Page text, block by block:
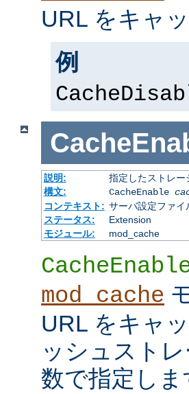
URL をキャ
例
説明:
指定したストレー
構文:
CacheEnable
コンテキスト: サーバ設定ファイ
ステータス:
Extension
モジュール:
mod_cache
mod_cache
URL をキャ
ッシュスト
数で指定しま